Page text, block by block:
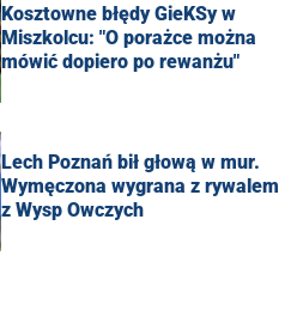
Kosztowne błędy GieKSy w
Miszkolcu: "O porażce można
mówić dopiero po rewanżu"
Lech Poznań bił głową w mur.
Wymęczona wygrana z rywalem
z Wysp Owczych